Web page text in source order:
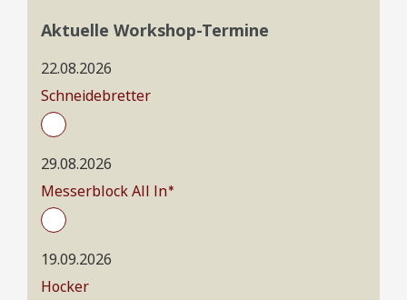
Bitte geben Sie an mit wievielen Personen Sie
teilnehmen möchten:
Aktuelle Workshop-Termine
22.08.2026
Schneidebretter
29.08.2026
Messerblock All In*
19.09.2026
Hocker